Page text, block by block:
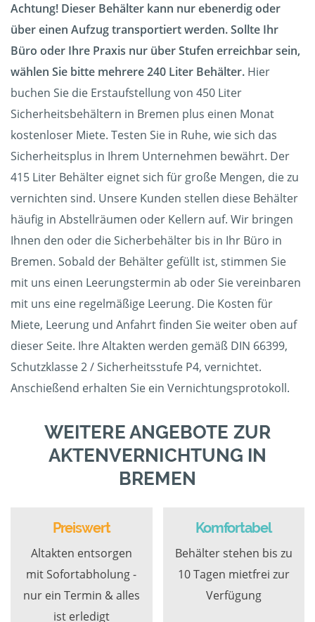
Achtung! Dieser Behälter kann nur ebenerdig oder
über einen Aufzug transportiert werden. Sollte Ihr
Büro oder Ihre Praxis nur über Stufen erreichbar sein,
wählen Sie bitte mehrere 240 Liter Behälter. Hier
buchen Sie die Erstaufstellung von 450 Liter
Sicherheitsbehältern in Bremen plus einen Monat
kostenloser Miete. Testen Sie in Ruhe, wie sich das
Sicherheitsplus in Ihrem Unternehmen bewährt. Der
415 Liter Behälter eignet sich für große Mengen, die zu
vernichten sind. Unsere Kunden stellen diese Behälter
häufig in Abstellräumen oder Kellern auf. Wir bringen
Ihnen den oder die Sicherbehälter bis in Ihr Büro in
Bremen. Sobald der Behälter gefüllt ist, stimmen Sie
mit uns einen Leerungstermin ab oder Sie vereinbaren
mit uns eine regelmäßige Leerung. Die Kosten für
Miete, Leerung und Anfahrt finden Sie weiter oben auf
dieser Seite. Ihre Altakten werden gemäß DIN 66399,
Schutzklasse 2 / Sicherheitsstufe P4, vernichtet.
Anschießend erhalten Sie ein Vernichtungsprotokoll.
WEITERE ANGEBOTE ZUR
AKTENVERNICHTUNG IN
BREMEN
Preiswert
Altakten entsorgen
mit Sofortabholung -
nur ein Termin & alles
ist erledigt
Komfortabel
Behälter stehen bis zu
10 Tagen mietfrei zur
Verfügung